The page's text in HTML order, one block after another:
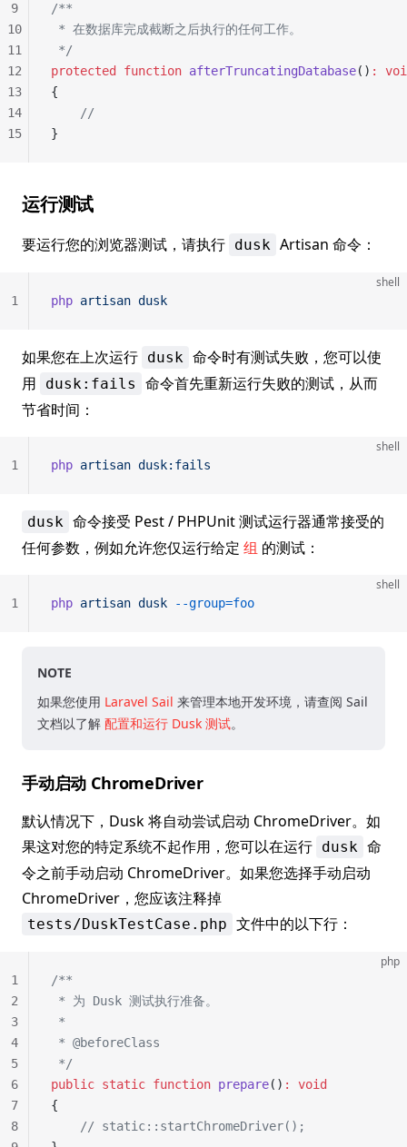
/**
* 在数据库完成截断之后执行的任何工作。
*/
protected
function afterTruncatingDatabase() :
{
    //
}
9
10
11
12
13
14
15
运行测试
要运行您的浏览器测试，请执行 dusk Artisan 命令：
shell
php artisan dusk
1
如果您在上次运行 dusk 命令时有测试失败，您可以使
用
dusk:fails
命令首先重新运行失败的测试，从而
节省时间：
shell
php artisan dusk:fails
1
dusk 命令接受 Pest / PHPUnit 测试运行器通常接受的
任何参数，例如允许您仅运行给定 组 的测试：
shell
php artisan dusk --group=foo
1
NOTE
如果您使用 Laravel Sail 来管理本地开发环境，请查阅 Sail
文档以了解 配置和运行 Dusk 测试。
手动启动 ChromeDriver
默认情况下，Dusk 将自动尝试启动 ChromeDriver。如
果这对您的特定系统不起作用，您可以在运行 dusk 命
令之前手动启动 ChromeDriver。如果您选择手动启动
ChromeDriver，您应该注释掉
tests/DuskTestCase.php 文件中的以下行：
php
/**
* 为 Dusk 测试执行准备。
*
* @beforeClass
*/
public static function prepare() :
void
{
    // static::startChromeDriver();
1
2
3
4
5
6
7
8